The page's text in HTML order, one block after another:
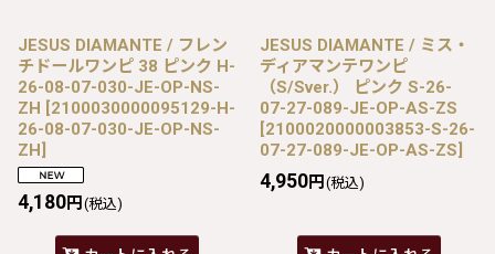
JESUS DIAMANTE / フレン
チドールワンピ 38 ピンク H-
26-08-07-030-JE-OP-NS-
ZH [2100030000095129-H-
26-08-07-030-JE-OP-NS-
ZH]
4,180円 (税込)
JESUS DIAMANTE / ミス・
ディアマンテワンピ
（S/Sver.） ピンク S-26-
07-27-089-JE-OP-AS-ZS
[2100020000003853-S-26-
07-27-089-JE-OP-AS-ZS]
4,950円 (税込)